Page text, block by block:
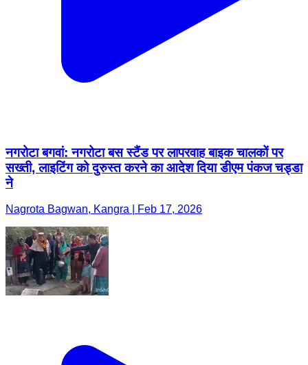
नगरोटा बगवां: नगरोटा बस स्टैंड पर लापरवाह बाइक चालकों पर
सख्ती, लाइटिंग को दुरुस्त करने का आदेश दिया डीएम पंकज चड्डा
ने
Nagrota Bagwan, Kangra | Feb 17, 2026